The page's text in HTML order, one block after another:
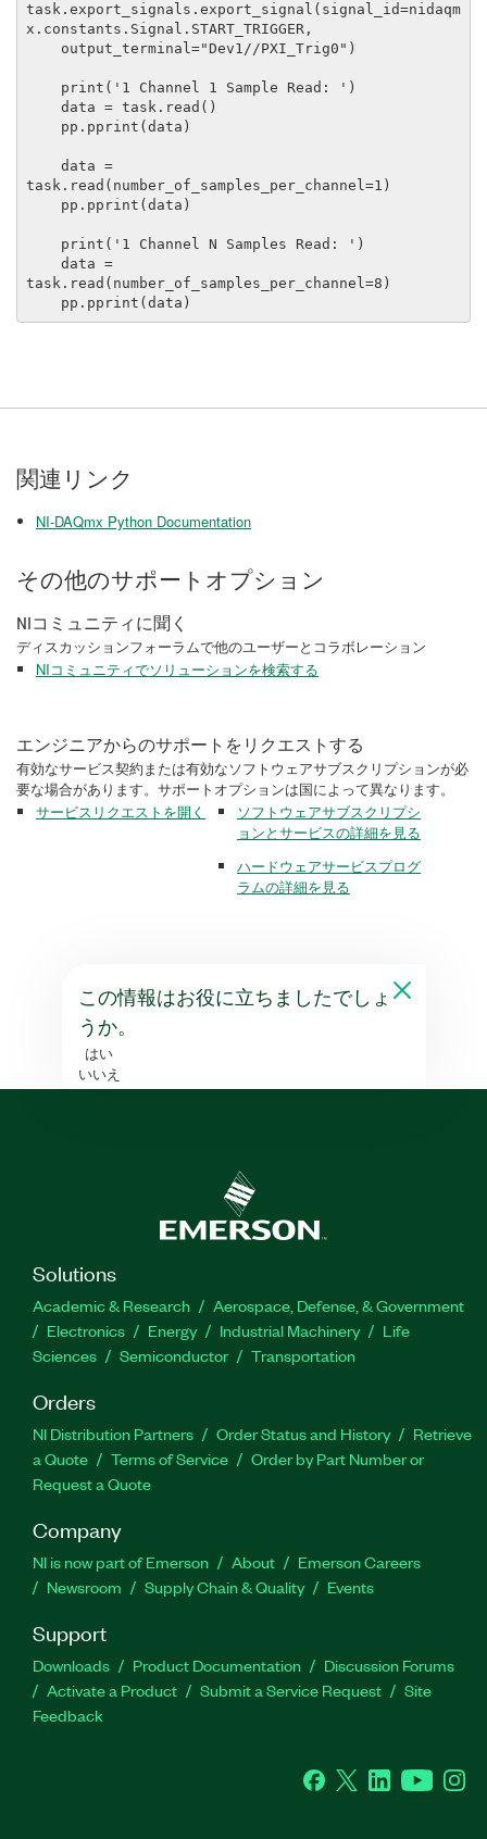
task.export_signals.export_signal(signal_id=nidaqm
x.constants.Signal.START_TRIGGER,
task.read(number_of_samples_per_channel=1)
task.read(number_of_samples_per_channel=8)
関連リンク
NI-DAQmx Python Documentation
その他のサポートオプション
NIコミュニティに聞く
ディスカッションフォーラムで他のユーザーとコラボレーション
NIコミュニティでソリューションを検索する
エンジニアからのサポートをリクエストする
有効なサービス契約または有効なソフトウェアサブスクリプションが必
要な場合があります。サポートオプションは国によって異なります。
サービスリクエストを開く
ソフトウェアサブスクリプシ
ョンとサービスの詳細を見る
ハードウェアサービスプログ
ラムの詳細を見る
この情報はお役に立ちましたでしょ
うか。
はい
いいえ
Solutions
Academic & Research
Aerospace, Defense, & Government
Electronics
Energy Industrial Machinery
Life
Sciences
Semiconductor Transportation
Orders
NI Distribution Partners Order Status and History
Retrieve
a Quote
Terms of Service
Order by Part Number or
Request a Quote
Company
NI is now part of Emerson About
Emerson Careers
Newsroom
Supply Chain & Quality Events
Support
Downloads Product Documentation
Discussion Forums
Activate a Product
Submit a Service Request
Site
Feedback
Facebook
Twitter LinkedInYouTube